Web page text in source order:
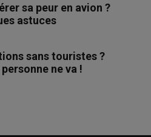
sa peur en avion ?
astuces
sans touristes ?
ne va !